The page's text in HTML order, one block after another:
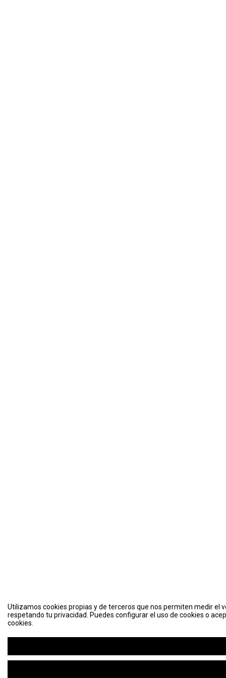
Utilizamos cookies propias y de terceros que nos permiten medir el
respetando tu privacidad. Puedes configurar el uso de cookies o
cookies.